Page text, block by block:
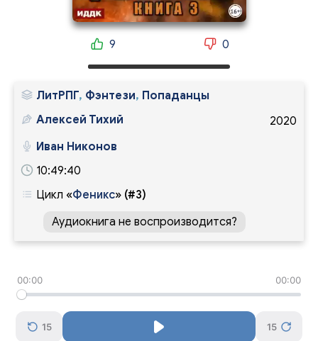
9 0
ЛитРПГ, Фэнтези, Попаданцы
2020
Алексей Тихий
Иван Никонов
10:49:40
Цикл «Феникс» (#3)
Аудиокнига не воспроизводится?
00:00 00:00
15 15